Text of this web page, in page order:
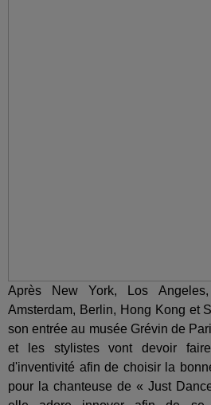
Après New York, Los
Amsterdam, Berlin, Hong Kong et
son entrée au musée Grévin de
et les stylistes vont devoir
d'inventivité afin de choisir la
pour la chanteuse de « Just